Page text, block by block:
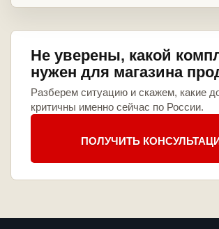
Не уверены, какой
нужен для магазина
Разберем ситуацию и скажем, какие
критичны именно сейчас по России.
ПОЛУЧИТЬ